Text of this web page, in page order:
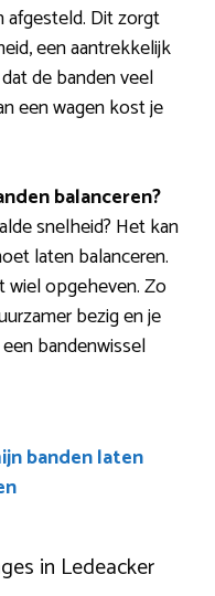
afgesteld. Dit zorgt
een aantrekkelijk
de banden veel
een wagen kost je
balanceren?
snelheid? Het kan
laten balanceren.
wiel opgeheven. Zo
bezig en je
bandenwissel
banden laten
in Ledeacker